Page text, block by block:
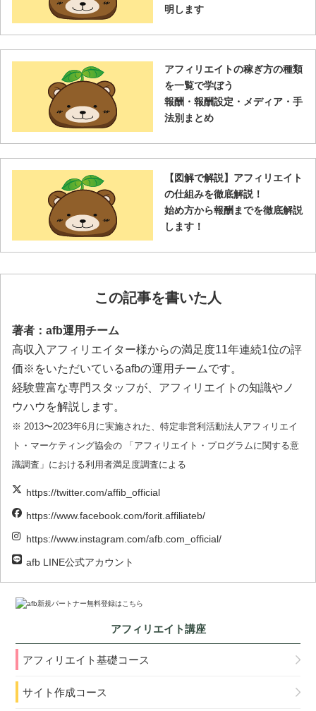
明します
アフィリエイトの稼ぎ方の種類
を一覧で学ぼう
報酬・報酬設定・メディア・手
法別まとめ
【図解で解説】アフィリエイト
の仕組みを徹底解説！
始め方から報酬までを徹底解説
します！
この記事を書いた人
著者：afb運用チーム
高収入アフィリエイター様からの満足度11年連続1位の評
価※をいただいているafbの運用チームです。
経験豊富な専門スタッフが、アフィリエイトの知識やノ
ウハウを解説します。
※ 2013〜2023年6月に実施された、特定非営利活動法人アフィリエイ
ト・マーケティング協会の 「アフィリエイト・プログラムに関する意
識調査」における利用者満足度調査による
https://twitter.com/affib_official
https://www.facebook.com/forit.affiliateb/
https://www.instagram.com/afb.com_official/
afb LINE公式アカウント
アフィリエイト講座
アフィリエイト基礎コース
サイト作成コース